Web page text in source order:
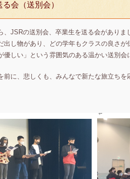
会（送別会）
JSRの送別会、卒業生を送る会がありま
出し物があり、どの学年もクラスの良さ
優しい」という雰囲気のある温かい送別会
に、悲しくも、みんなで新たな旅立ちを